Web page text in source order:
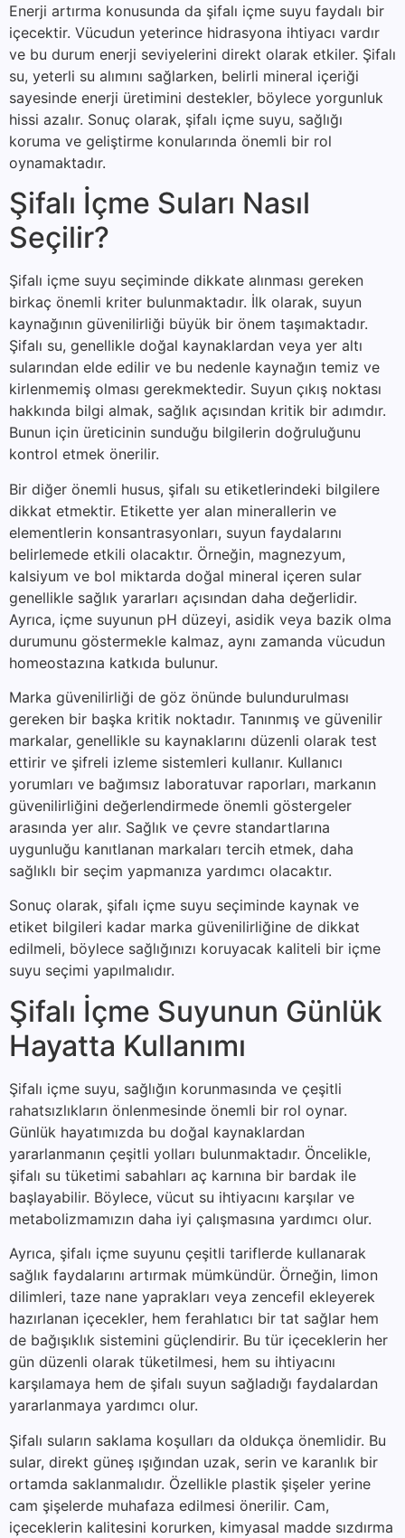
Enerji artırma konusunda da şifalı içme suyu faydalı bir
içecektir. Vücudun yeterince hidrasyona ihtiyacı vardır
ve bu durum enerji seviyelerini direkt olarak etkiler. Şifalı
su, yeterli su alımını sağlarken, belirli mineral içeriği
sayesinde enerji üretimini destekler, böylece yorgunluk
hissi azalır. Sonuç olarak, şifalı içme suyu, sağlığı
koruma ve geliştirme konularında önemli bir rol
oynamaktadır.
Şifalı İçme Suları Nasıl
Seçilir?
Şifalı içme suyu seçiminde dikkate alınması gereken
birkaç önemli kriter bulunmaktadır. İlk olarak, suyun
kaynağının güvenilirliği büyük bir önem taşımaktadır.
Şifalı su, genellikle doğal kaynaklardan veya yer altı
sularından elde edilir ve bu nedenle kaynağın temiz ve
kirlenmemiş olması gerekmektedir. Suyun çıkış noktası
hakkında bilgi almak, sağlık açısından kritik bir adımdır.
Bunun için üreticinin sunduğu bilgilerin doğruluğunu
kontrol etmek önerilir.
Bir diğer önemli husus, şifalı su etiketlerindeki bilgilere
dikkat etmektir. Etikette yer alan minerallerin ve
elementlerin konsantrasyonları, suyun faydalarını
belirlemede etkili olacaktır. Örneğin, magnezyum,
kalsiyum ve bol miktarda doğal mineral içeren sular
genellikle sağlık yararları açısından daha değerlidir.
Ayrıca, içme suyunun pH düzeyi, asidik veya bazik olma
durumunu göstermekle kalmaz, aynı zamanda vücudun
homeostazına katkıda bulunur.
Marka güvenilirliği de göz önünde bulundurulması
gereken bir başka kritik noktadır. Tanınmış ve güvenilir
markalar, genellikle su kaynaklarını düzenli olarak test
ettirir ve şifreli izleme sistemleri kullanır. Kullanıcı
yorumları ve bağımsız laboratuvar raporları, markanın
güvenilirliğini değerlendirmede önemli göstergeler
arasında yer alır. Sağlık ve çevre standartlarına
uygunluğu kanıtlanan markaları tercih etmek, daha
sağlıklı bir seçim yapmanıza yardımcı olacaktır.
Sonuç olarak, şifalı içme suyu seçiminde kaynak ve
etiket bilgileri kadar marka güvenilirliğine de dikkat
edilmeli, böylece sağlığınızı koruyacak kaliteli bir içme
suyu seçimi yapılmalıdır.
Şifalı İçme Suyunun Günlük
Hayatta Kullanımı
Şifalı içme suyu, sağlığın korunmasında ve çeşitli
rahatsızlıkların önlenmesinde önemli bir rol oynar.
Günlük hayatımızda bu doğal kaynaklardan
yararlanmanın çeşitli yolları bulunmaktadır. Öncelikle,
şifalı su tüketimi sabahları aç karnına bir bardak ile
başlayabilir. Böylece, vücut su ihtiyacını karşılar ve
metabolizmamızın daha iyi çalışmasına yardımcı olur.
Ayrıca, şifalı içme suyunu çeşitli tariflerde kullanarak
sağlık faydalarını artırmak mümkündür. Örneğin, limon
dilimleri, taze nane yaprakları veya zencefil ekleyerek
hazırlanan içecekler, hem ferahlatıcı bir tat sağlar hem
de bağışıklık sistemini güçlendirir. Bu tür içeceklerin her
gün düzenli olarak tüketilmesi, hem su ihtiyacını
karşılamaya hem de şifalı suyun sağladığı faydalardan
yararlanmaya yardımcı olur.
Şifalı suların saklama koşulları da oldukça önemlidir. Bu
sular, direkt güneş ışığından uzak, serin ve karanlık bir
ortamda saklanmalıdır. Özellikle plastik şişeler yerine
cam şişelerde muhafaza edilmesi önerilir. Cam,
içeceklerin kalitesini korurken, kimyasal madde sızdırma